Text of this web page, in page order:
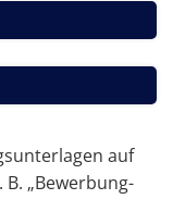
auf
„Bewerbung-